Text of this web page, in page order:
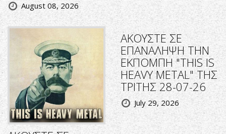
August 08, 2026
ΑΚΟΥΣΤΕ ΣΕ
ΕΠΑΝΑΛΗΨΗ ΤΗΝ
ΕΚΠΟΜΠΗ "THIS IS
HEAVY METAL" ΤΗΣ
ΤΡΙΤΗΣ 28-07-26
July 29, 2026